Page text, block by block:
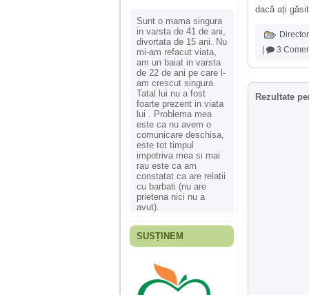
Sunt o mama singura
in varsta de 41 de ani,
divortata de 15 ani. Nu
mi-am refacut viata,
am un baiat in varsta
de 22 de ani pe care l-
am crescut singura.
Tatal lui nu a fost
foarte prezent in viata
lui . Problema mea
este ca nu avem o
comunicare deschisa,
este tot timpul
impotriva mea si mai
rau este ca am
constatat ca are relatii
cu barbati (nu are
prietena nici nu a
avut).
Fiica mea s-a nascut
ani, privind in urma
realizez cat de multe
greseli am facut in
SUSȚINEM
dacă ați
3
Rezultate